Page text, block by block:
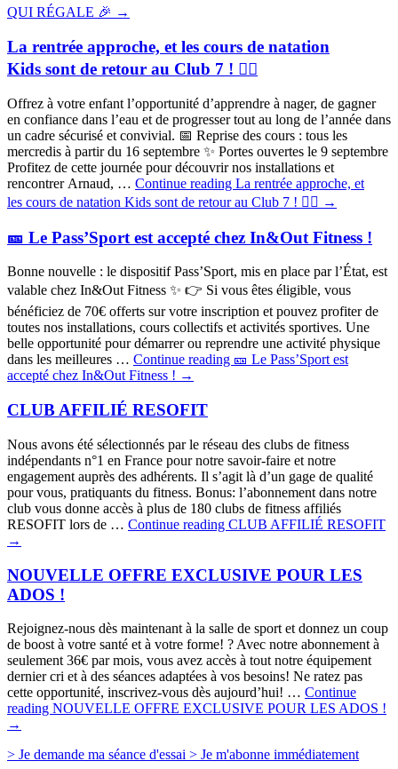
QUI RÉGALE 🎉 →
La rentrée approche, et les cours de natation
Kids sont de retour au Club 7 ! 🏊‍♀️
Offrez à votre enfant l’opportunité d’apprendre à nager, de gagner
en confiance dans l’eau et de progresser tout au long de l’année dans
un cadre sécurisé et convivial. 📅 Reprise des cours : tous les
mercredis à partir du 16 septembre ✨ Portes ouvertes le 9 septembre
Profitez de cette journée pour découvrir nos installations et
rencontrer Arnaud, … Continue reading La rentrée approche, et
les cours de natation Kids sont de retour au Club 7 ! 🏊‍♀️ →
🎫 Le Pass’Sport est accepté chez In&Out Fitness !
Bonne nouvelle : le dispositif Pass’Sport, mis en place par l’État, est
valable chez In&Out Fitness ✨ 👉 Si vous êtes éligible, vous
bénéficiez de 70€ offerts sur votre inscription et pouvez profiter de
toutes nos installations, cours collectifs et activités sportives. Une
belle opportunité pour démarrer ou reprendre une activité physique
dans les meilleures … Continue reading 🎫 Le Pass’Sport est
accepté chez In&Out Fitness ! →
CLUB AFFILIÉ RESOFIT
Nous avons été sélectionnés par le réseau des clubs de fitness
indépendants n°1 en France pour notre savoir-faire et notre
engagement auprès des adhérents. Il s’agit là d’un gage de qualité
pour vous, pratiquants du fitness. Bonus: l’abonnement dans notre
club vous donne accès à plus de 180 clubs de fitness affiliés
RESOFIT lors de … Continue reading CLUB AFFILIÉ RESOFIT
→
NOUVELLE OFFRE EXCLUSIVE POUR LES
ADOS !
Rejoignez-nous dès maintenant à la salle de sport et donnez un coup
de boost à votre santé et à votre forme! ? Avec notre abonnement à
seulement 36€ par mois, vous avez accès à tout notre équipement
dernier cri et à des séances adaptées à vos besoins! Ne ratez pas
cette opportunité, inscrivez-vous dès aujourd’hui! … Continue
reading NOUVELLE OFFRE EXCLUSIVE POUR LES ADOS !
→
> Je demande ma séance d'essai > Je m'abonne immédiatement